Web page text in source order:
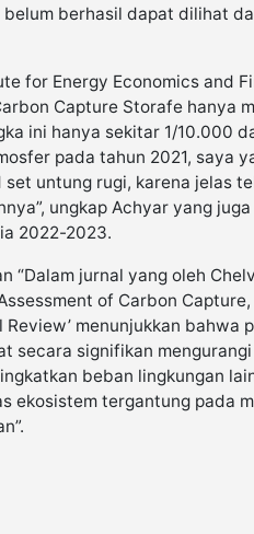
berhasil dapat dilihat
for Energy Economics and
Capture Storafe hanya
ini hanya sekitar 1/10.000
pada tahun 2021, saya
untung rugi, karena jelas
ungkap Achyar yang
2022-2023.
“Dalam jurnal yang oleh
of Carbon
menunjukkan bahwa
secara signifikan
beban lingkungan
ekosistem tergantung pada